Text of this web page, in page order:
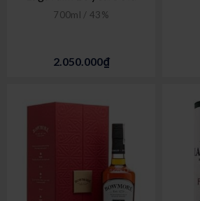
700ml / 43%
2.050.000₫